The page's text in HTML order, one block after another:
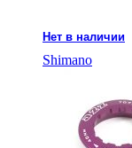
Нет в наличии
Shimano